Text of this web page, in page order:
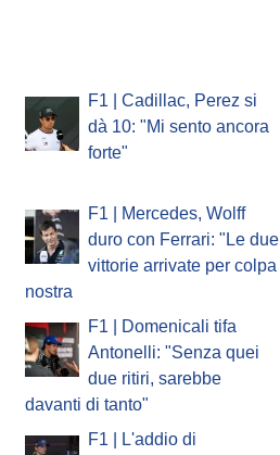
F1 | Cadillac, Perez si
dà 10: "Mi sento ancora
forte"
F1 | Mercedes, Wolff
duro con Ferrari: "Le due
vittorie arrivate per colpa
nostra
F1 | Domenicali tifa
Antonelli: "Senza quei
due ritiri, sarebbe
davanti di tanto"
F1 | L'addio di